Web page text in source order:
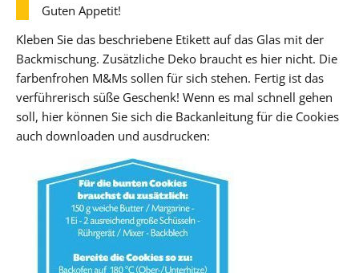
Guten Appetit!
Kleben Sie das beschriebene Etikett auf das Glas mit der
Backmischung. Zusätzliche Deko braucht es hier nicht. Die
farbenfrohen M&Ms sollen für sich stehen. Fertig ist das
verführerisch süße Geschenk! Wenn es mal schnell gehen
soll, hier können Sie sich die Backanleitung für die Cookies
auch downloaden und ausdrucken: